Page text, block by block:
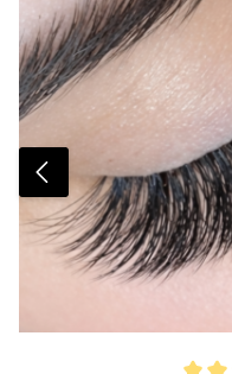
verschiedene Längen Schneller Zugriff während der
Behandlung Professioneller Studioauftritt Zwei
Größen verfügbar Varianten und Maße Kleine Fan-
BoxLänge 10,9 cmBreite
je 3 x 2,5 cm Große Fan-BoxLänge 19,5 cmBreite 10
cmHöhe 2,9 cm18 Fächer je 3 x 3
Fan-Box
wählbar